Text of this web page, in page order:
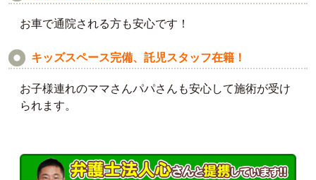
お車で通院される方も安心です！
キッズスペース完備、託児スタッフ在籍！
お子様連れのママさんパパさんも安心して施術が受け
られます。